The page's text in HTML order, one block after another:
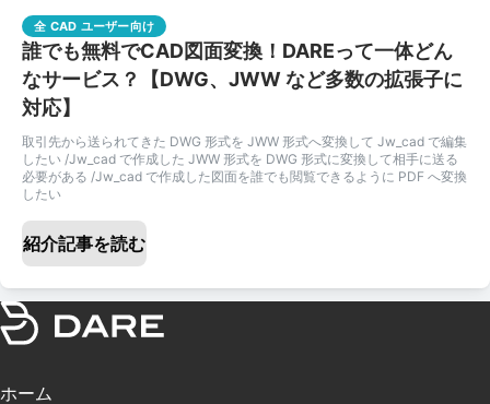
全 CAD ユーザー向け
誰でも無料でCAD図面変換！DAREって一体どん
なサービス？【DWG、JWW など多数の拡張子に
対応】
取引先から送られてきた DWG 形式を JWW 形式へ変換して Jw_cad で編集
したい /Jw_cad で作成した JWW 形式を DWG 形式に変換して相手に送る
必要がある /Jw_cad で作成した図面を誰でも閲覧できるように PDF へ変換
したい
紹介記事を読む
ホーム